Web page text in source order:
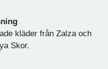
kläder från Zalza och
Skor.